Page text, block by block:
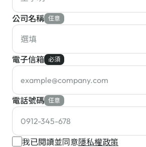
公司名稱 任意
電子信箱 必須
電話號碼 任意
我已閱讀並同意隱私權政策